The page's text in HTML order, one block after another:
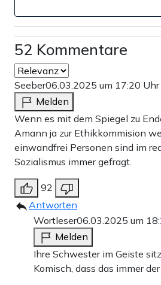
52 Kommentare
Seeber06.03.2025 um 17:20 Uhr
Melden
Wenn es mit dem Spiegel zu
Amann ja zur Ethikkommision
einwandfrei Personen sind im
Sozialismus immer gefragt.
92
Antworten
Wortleser06.03.2025 um
Melden
Ihre Schwester im Geiste
Komisch, dass das immer